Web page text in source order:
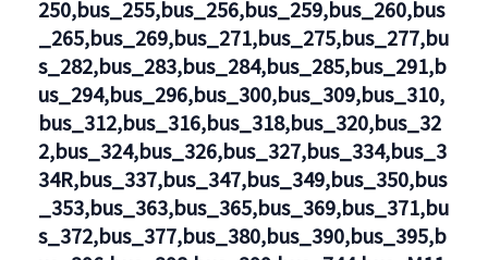
250,bus_255,bus_256,bus_259,bus_260,bus
_265,bus_269,bus_271,bus_275,bus_277,bu
s_282,bus_283,bus_284,bus_285,bus_291,b
us_294,bus_296,bus_300,bus_309,bus_310,
bus_312,bus_316,bus_318,bus_320,bus_32
2,bus_324,bus_326,bus_327,bus_334,bus_3
34R,bus_337,bus_347,bus_349,bus_350,bus
_353,bus_363,bus_365,bus_369,bus_371,bu
s_372,bus_377,bus_380,bus_390,bus_395,b